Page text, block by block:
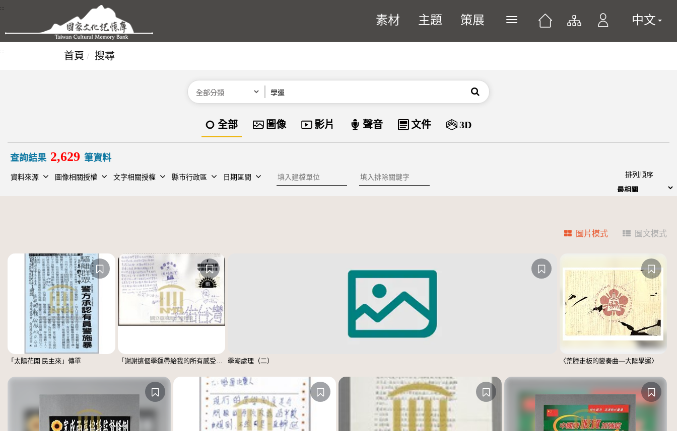
跳到主要內容區塊
:::
素材 主題 策展 展開或關閉主選單 中文
::: 首頁 搜尋
分類 搜尋
資料類型
全部 圖像 影片 聲音 文件 3D
查詢結果 2,629 筆資料
資料來源 圖像相關授權 文字相關授權 縣市行政區 日期區間 建檔單位 排除關鍵字 排列順序
圖片模式 圖文模式
「太陽花開 民主來」傳單 「謝謝這個學運帶給我的所有感受」文件 = 學潮處理（二） 〈荒腔走板的變奏曲—大陸學運〉